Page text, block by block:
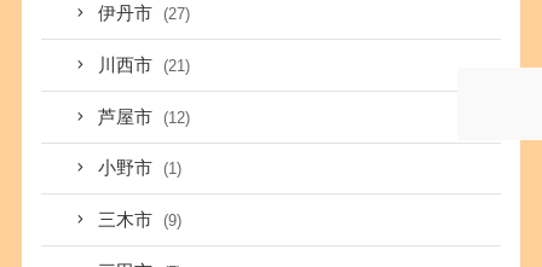
伊丹市 (27)
川西市 (21)
芦屋市 (12)
小野市 (1)
三木市 (9)